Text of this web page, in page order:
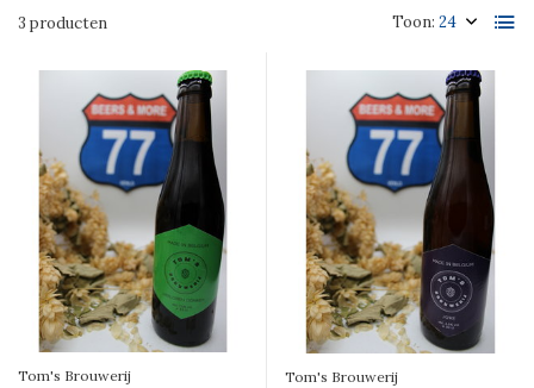
3 producten Toon:
Tom's Brouwerij Tom's Brouwerij